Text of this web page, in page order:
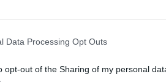
Data Processing Opt Outs
opt-out of the Sharing of my personal